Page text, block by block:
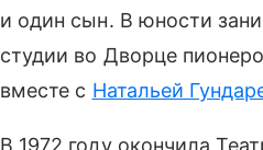
и один сын. В юности
студии во Дворце
вместе с Натальей
В 1972 году окончила